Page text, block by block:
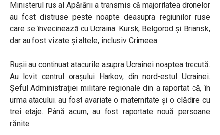
Ministerul rus al Apărării a transmis că majoritatea dronelor
au fost distruse peste noapte deasupra regiunilor ruse
care se învecinează cu Ucraina: Kursk, Belgorod și Briansk,
dar au fost vizate și altele, inclusiv Crimeea.
Rușii au continuat atacurile asupra Ucrainei noaptea trecută.
Au lovit centrul orașului Harkov, din nord-estul Ucrainei.
Șeful Administrației militare regionale din a raportat că, în
urma atacului, au fost avariate o maternitate și o clădire cu
trei etaje. Până acum, au fost raportate nouă persoane
rănite.